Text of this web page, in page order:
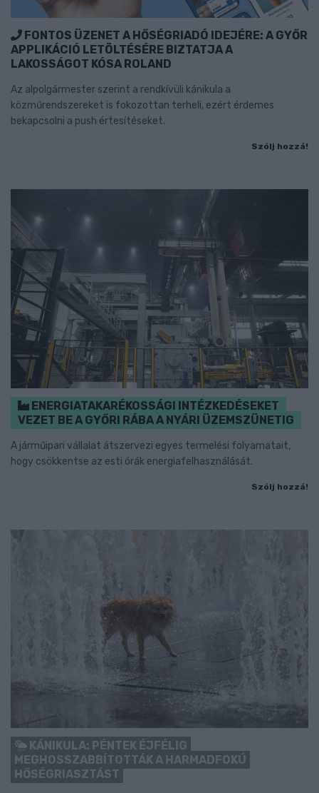
FONTOS ÜZENET A HŐSÉGRIADÓ IDEJÉRE: A GYŐR
APPLIKÁCIÓ LETÖLTÉSÉRE BIZTATJA A
LAKOSSÁGOT KÓSA ROLAND
Az alpolgármester szerint a rendkívüli kánikula a
közműrendszereket is fokozottan terheli, ezért érdemes
bekapcsolni a push értesítéseket.
Szólj hozzá!
ENERGIATAKARÉKOSSÁGI INTÉZKEDÉSEKET
VEZET BE A GYŐRI RÁBA A NYÁRI ÜZEMSZÜNETIG
A járműipari vállalat átszervezi egyes termelési folyamatait,
hogy csökkentse az esti órák energiafelhasználását.
Szólj hozzá!
KÁNIKULA: PÉNTEK ÉJFÉLIG
MEGHOSSZABBÍTOTTÁK A HARMADFOKÚ
HŐSÉGRIASZTÁST